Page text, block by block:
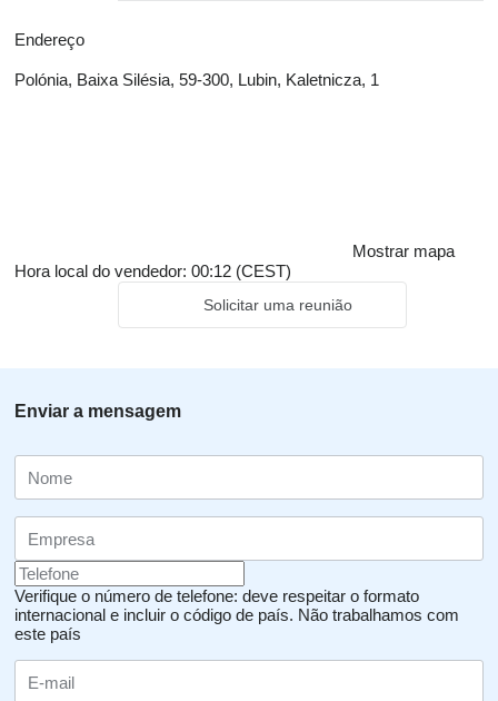
Endereço
Polónia, Baixa Silésia, 59-300, Lubin, Kaletnicza, 1
Mostrar mapa
Hora local do vendedor: 00:12 (CEST)
Solicitar uma reunião
Enviar a mensagem
Verifique o número de telefone: deve respeitar o formato
internacional e incluir o código de país. Não trabalhamos com
este país